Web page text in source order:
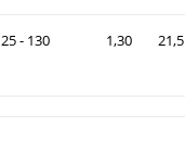
25 - 130 1,30 21,5